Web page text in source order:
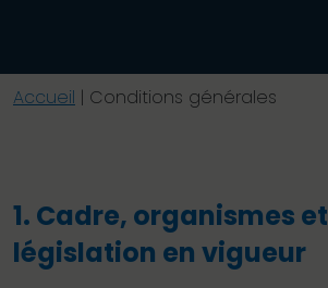
Accueil | Conditions générales
1. Cadre, organismes et
législation en vigueur